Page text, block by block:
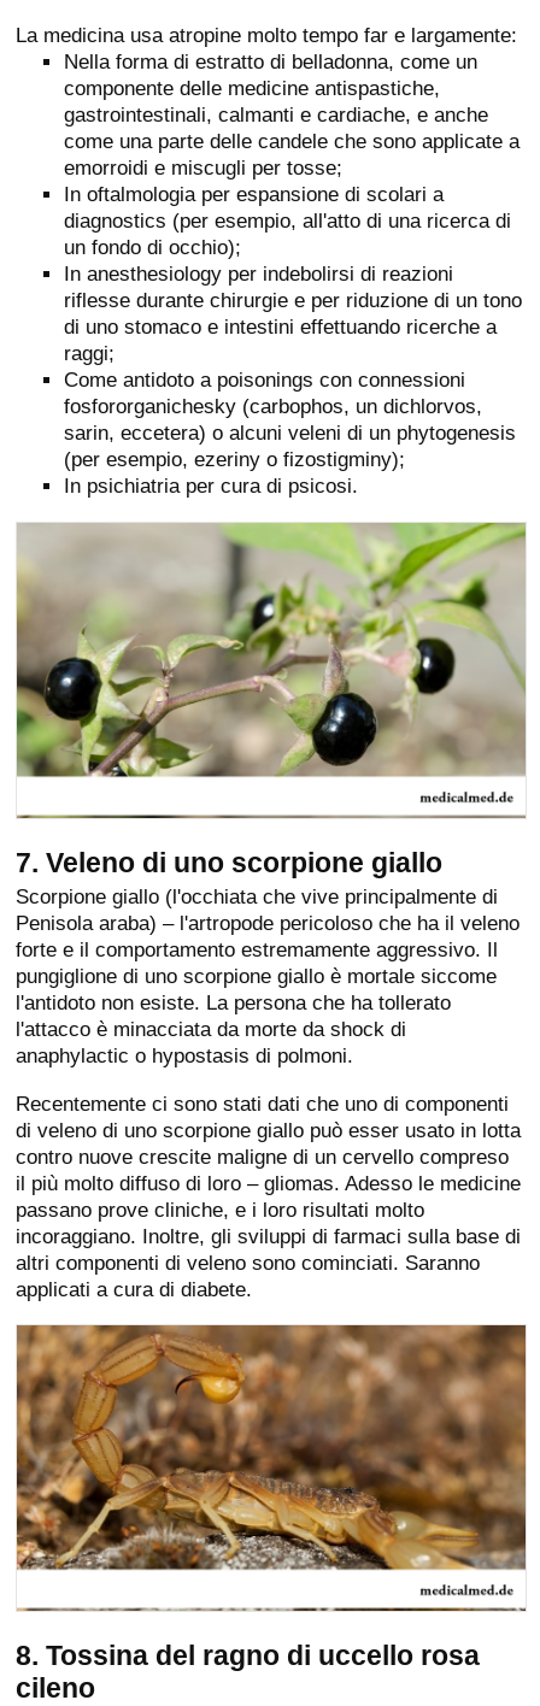
La medicina usa atropine molto tempo far e largamente:
Nella forma di estratto di belladonna, come un
componente delle medicine antispastiche,
gastrointestinali, calmanti e cardiache, e anche
come una parte delle candele che sono applicate a
emorroidi e miscugli per tosse;
In oftalmologia per espansione di scolari a
diagnostics (per esempio, all'atto di una ricerca di
un fondo di occhio);
In anesthesiology per indebolirsi di reazioni
riflesse durante chirurgie e per riduzione di un tono
di uno stomaco e intestini effettuando ricerche a
raggi;
Come antidoto a poisonings con connessioni
fosfororganichesky (carbophos, un dichlorvos,
sarin, eccetera) o alcuni veleni di un phytogenesis
(per esempio, ezeriny o fizostigminy);
In psichiatria per cura di psicosi.
7. Veleno di uno scorpione giallo
Scorpione giallo (l'occhiata che vive principalmente di
Penisola araba) – l'artropode pericoloso che ha il veleno
forte e il comportamento estremamente aggressivo. Il
pungiglione di uno scorpione giallo è mortale siccome
l'antidoto non esiste. La persona che ha tollerato
l'attacco è minacciata da morte da shock di
anaphylactic o hypostasis di polmoni.
Recentemente ci sono stati dati che uno di componenti
di veleno di uno scorpione giallo può esser usato in lotta
contro nuove crescite maligne di un cervello compreso
il più molto diffuso di loro – gliomas. Adesso le medicine
passano prove cliniche, e i loro risultati molto
incoraggiano. Inoltre, gli sviluppi di farmaci sulla base di
altri componenti di veleno sono cominciati. Saranno
applicati a cura di diabete.
8. Tossina del ragno di uccello rosa
cileno